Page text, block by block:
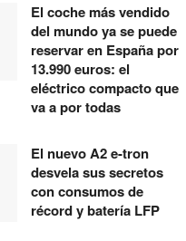
El coche más vendido
del mundo ya se puede
reservar en España por
13.990 euros: el
eléctrico compacto que
va a por todas
El nuevo A2 e-tron
desvela sus secretos
con consumos de
récord y batería LFP